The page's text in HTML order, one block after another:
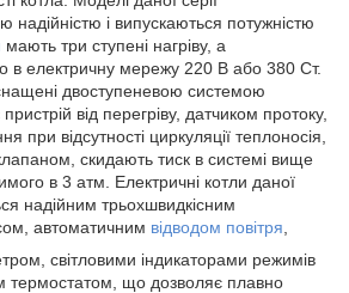
надійністю і випускаються потужністю
мають три ступені нагріву, а
в електричну мережу 220 В або 380 Ст.
двоступеневою системою
від перегріву, датчиком протоку,
при відсутності циркуляції теплоносія,
скидають тиск в системі вище
в 3 атм. Електричні котли даної
надійним трьохшвидкісним
автоматичним відводом повітря
світловими індикаторами режимів
термостатом, що дозволяє плавно